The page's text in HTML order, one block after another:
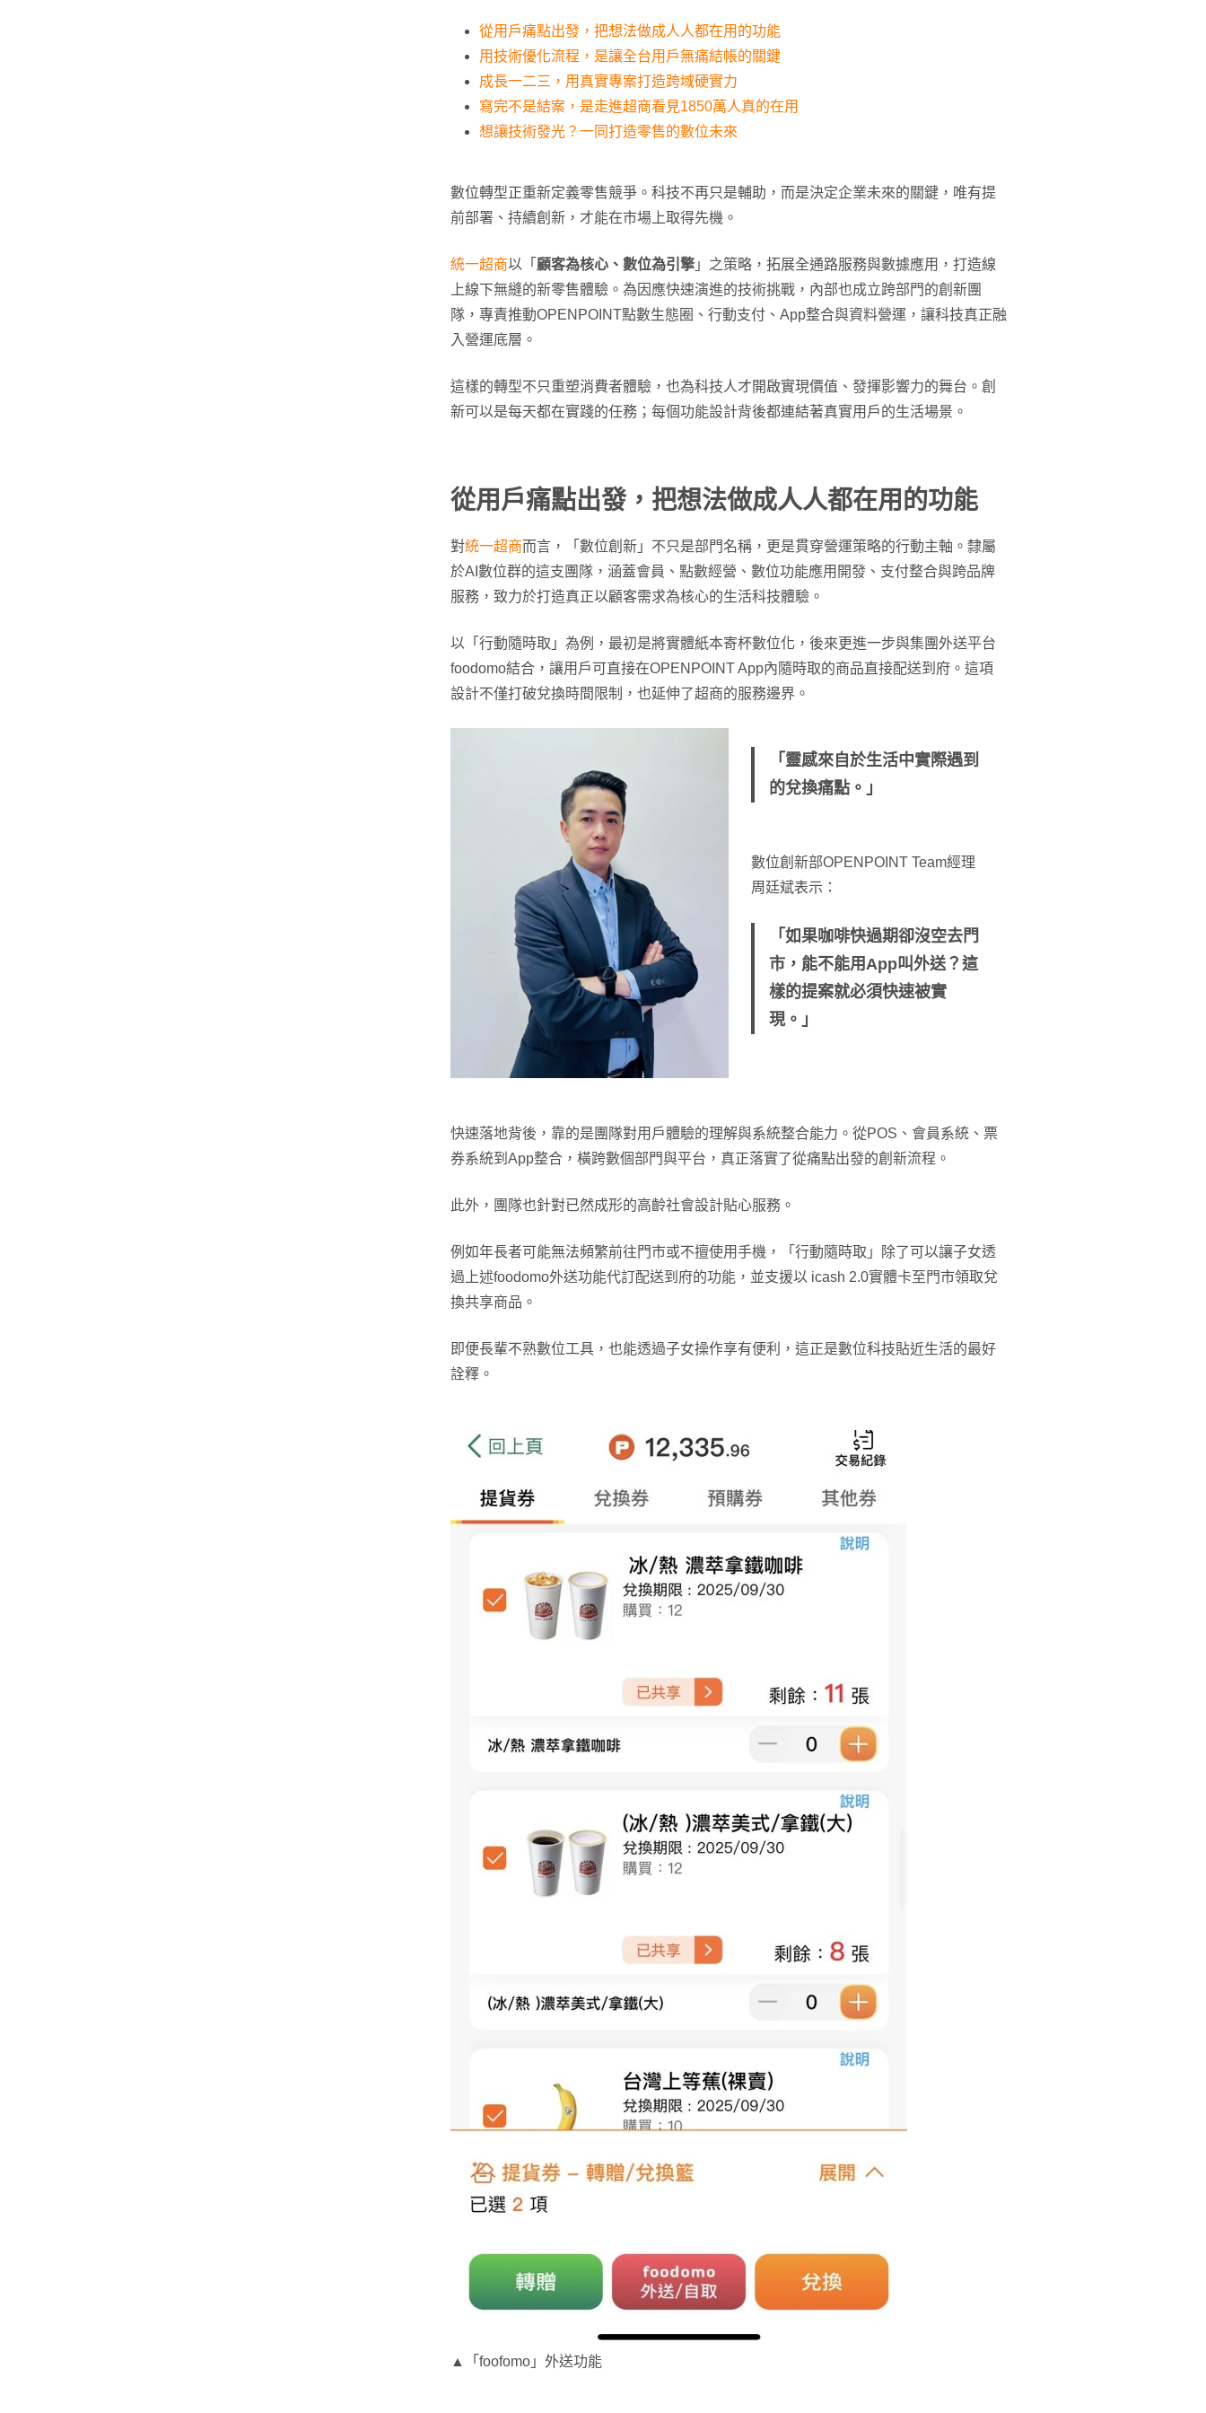
從用戶痛點出發，把想法做成人人都在用的功能
用技術優化流程，是讓全台用戶無痛結帳的關鍵
成長一二三，用真實專案打造跨域硬實力
寫完不是結案，是走進超商看見1850萬人真的在用
想讓技術發光？一同打造零售的數位未來
數位轉型正重新定義零售競爭。科技不再只是輔助，而是決定企業未來的關鍵，唯有提
前部署、持續創新，才能在市場上取得先機。
統一超商以「 顧客為核心、數位為引擎 」之策略，拓展全通路服務與數據應用，打造線
上線下無縫的新零售體驗。為因應快速演進的技術挑戰，內部也成立跨部門的創新團
隊，專責推動OPENPOINT點數生態圈、行動支付、App整合與資料營運，讓科技真正融
入營運底層。
這樣的轉型不只重塑消費者體驗，也為科技人才開啟實現價值、發揮影響力的舞台。創
新可以是每天都在實踐的任務；每個功能設計背後都連結著真實用戶的生活場景。
從用戶痛點出發，把想法做成人人都在用的功能
對統一超商而言，「數位創新」不只是部門名稱，更是貫穿營運策略的行動主軸。隸屬
於AI數位群的這支團隊，涵蓋會員、點數經營、數位功能應用開發、支付整合與跨品牌
服務，致力於打造真正以顧客需求為核心的生活科技體驗。
以「行動隨時取」為例，最初是將實體紙本寄杯數位化，後來更進一步與集團外送平台
foodomo結合，讓用戶可直接在OPENPOINT App內隨時取的商品直接配送到府。這項
設計不僅打破兌換時間限制，也延伸了超商的服務邊界。
「靈感來自於生活中實際遇到
的兌換痛點。」
數位創新部OPENPOINT Team經理
周廷斌表示：
「如果咖啡快過期卻沒空去門
市，能不能用App叫外送？這
樣的提案就必須快速被實
現。」
快速落地背後，靠的是團隊對用戶體驗的理解與系統整合能力。從POS、會員系統、票
券系統到App整合，橫跨數個部門與平台，真正落實了從痛點出發的創新流程。
此外，團隊也針對已然成形的高齡社會設計貼心服務。
例如年長者可能無法頻繁前往門市或不擅使用手機，「行動隨時取」除了可以讓子女透
過上述foodomo外送功能代訂配送到府的功能，並支援以 icash 2.0實體卡至門市領取兌
換共享商品。
即便長輩不熟數位工具，也能透過子女操作享有便利，這正是數位科技貼近生活的最好
詮釋。
▲「foofomo」外送功能